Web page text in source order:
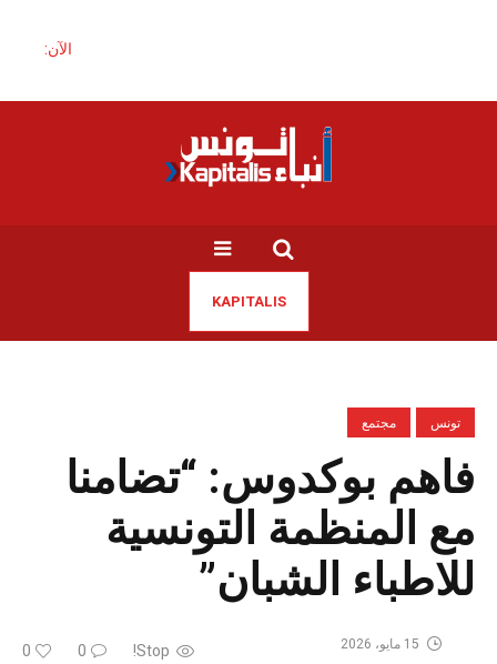
الآن:
KAPITALIS
تونس مجتمع
فاهم بوكدوس: “تضامنا
مع المنظمة التونسية
للاطباء الشبان”
Stop!
0
0 15 مايو، 2026